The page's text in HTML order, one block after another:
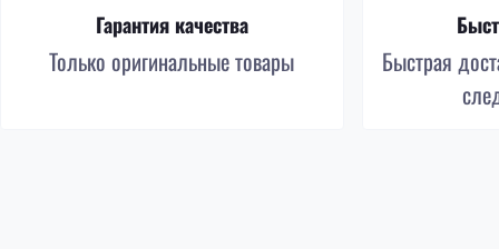
Гарантия качества
Только оригинальные товары
Быстрая